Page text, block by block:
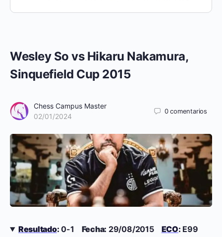
Wesley So vs Hikaru Nakamura,
Sinquefield Cup 2015
Chess Campus Master
02/01/2024
0comentarios
Resultado: 0-1 Fecha: 29/08/2015 ECO: E99